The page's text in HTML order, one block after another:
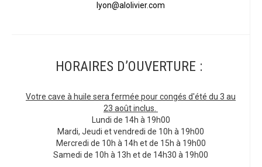
lyon@alolivier.com
HORAIRES D’OUVERTURE :
Votre cave à huile sera fermée pour congés d'été du 3 au
23 août inclus.
Lundi de 14h à 19h00
Mardi, Jeudi et vendredi de 10h à 19h00
Mercredi de 10h à 14h et de 15h à 19h00
Samedi de 10h à 13h et de 14h30 à 19h00